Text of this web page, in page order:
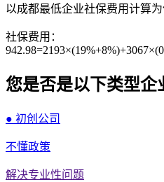
以成都最低企业社保费用计算为
社保费用：
您是否是以下类型企
● 初创公司
不懂政策
解决专业性问题